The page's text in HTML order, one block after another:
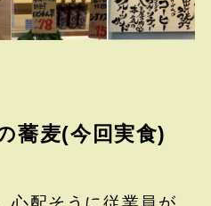
蕎麦(今回実食)